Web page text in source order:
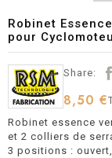
Robinet
pour
Share:
8,50 €
Robinet essence
et 2 colliers de
3 positions :